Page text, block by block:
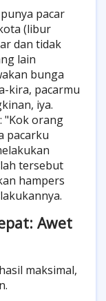
pacar
(libur
dan tidak
lain
bunga
kira, pacarmu
iya.
"Kok orang
pacarku
tersebut
hampers
Awet
maksimal,